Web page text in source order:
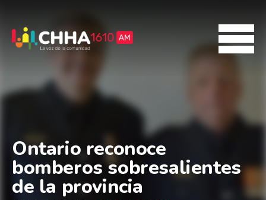
Ontario reconoce
bomberos sobresalientes
de la provincia